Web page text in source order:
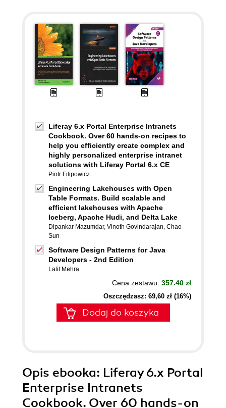
Liferay 6.x Portal Enterprise Intranets
Cookbook. Over 60 hands-on recipes to
help you efficiently create complex and
highly personalized enterprise intranet
solutions with Liferay Portal 6.x CE
Piotr Filipowicz
Engineering Lakehouses with Open
Table Formats. Build scalable and
efficient lakehouses with Apache
Iceberg, Apache Hudi, and Delta Lake
Dipankar Mazumdar, Vinoth Govindarajan, Chao
Sun
Software Design Patterns for Java
Developers - 2nd Edition
Lalit Mehra
Cena zestawu: 357.40 zł
Oszczędzasz: 69,60 zł (16%)
Dodaj do koszyka
Opis ebooka: Liferay 6.x Portal
Enterprise Intranets
Cookbook. Over 60 hands-on